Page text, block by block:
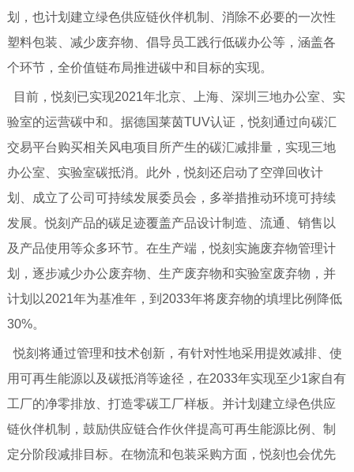
划，也计划建立绿色供应链伙伴机制、消除不必要的一次性
塑料包装、减少废弃物、倡导员工践行低碳办公等，涵盖各
个环节，全价值链布局推进碳中和目标的实现。
目前，悦刻已实现2021年北京、上海、深圳三地办公室、实
验室的运营碳中和。据德国莱茵TUV认证，悦刻通过向碳汇
交易平台购买相关风电项目所产生的碳汇减排量，实现三地
办公室、实验室碳抵消。此外，悦刻还启动了空弹回收计
划、成立了公司可持续发展委员会，多举措推动环境可持续
发展。悦刻产品的碳足迹覆盖产品设计制造、流通、销售以
及产品使用等众多环节。在生产端，悦刻实施废弃物管理计
划，逐步减少办公废弃物、生产废弃物和实验室废弃物，并
计划以2021年为基准年，到2033年将废弃物的填埋比例降低
30%。
悦刻将通过管理和技术创新，有针对性地采用提效减排、使
用可再生能源以及碳抵消等途径，在2033年实现至少1家自有
工厂的净零排放、打造零碳工厂样板。并计划建立绿色供应
链伙伴机制，鼓励供应链合作伙伴提高可再生能源比例、制
定分阶段减排目标。在物流和包装采购方面，悦刻也会优先